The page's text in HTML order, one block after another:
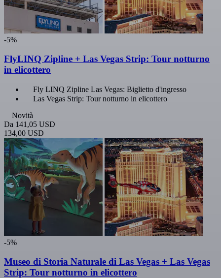
-5%
FlyLINQ Zipline + Las Vegas Strip: Tour notturno
in elicottero
Fly LINQ Zipline Las Vegas: Biglietto d'ingresso
Las Vegas Strip: Tour notturno in elicottero
Novità
Da 141,05 USD
134,00 USD
-5%
Museo di Storia Naturale di Las Vegas + Las Vegas
Strip: Tour notturno in elicottero